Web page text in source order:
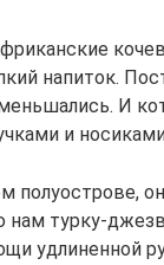
напиток.
И
и
полуострове,
нам турку-
удлиненной